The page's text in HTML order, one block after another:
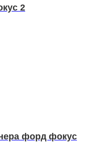
2
форд фокус